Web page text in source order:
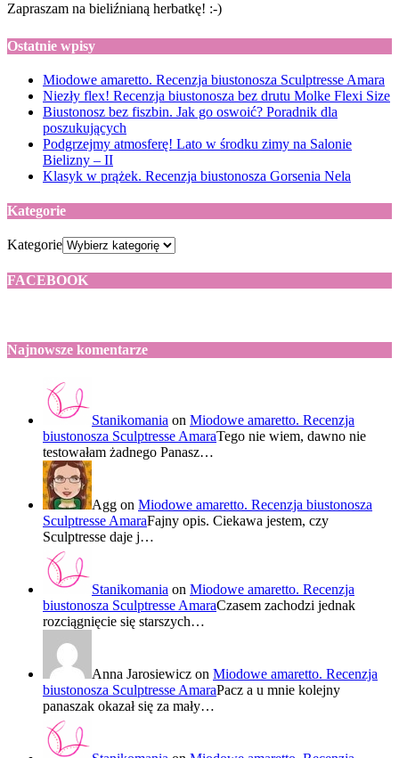
Zapraszam na bieliźnianą herbatkę! :-)
Ostatnie wpisy
Miodowe amaretto. Recenzja biustonosza Sculptresse Amara
Niezły flex! Recenzja biustonosza bez drutu Molke Flexi Size
Biustonosz bez fiszbin. Jak go oswoić? Poradnik dla
poszukujących
Podgrzejmy atmosferę! Lato w środku zimy na Salonie
Bielizny – II
Klasyk w prążek. Recenzja biustonosza Gorsenia Nela
Kategorie
Kategorie
FACEBOOK
Najnowsze komentarze
Stanikomania on Miodowe amaretto. Recenzja
biustonosza Sculptresse AmaraTego nie wiem, dawno nie
testowałam żadnego Panasz…
Agg on Miodowe amaretto. Recenzja biustonosza
Sculptresse AmaraFajny opis. Ciekawa jestem, czy
Sculptresse daje j…
Stanikomania on Miodowe amaretto. Recenzja
biustonosza Sculptresse AmaraCzasem zachodzi jednak
rozciągnięcie się starszych…
Anna Jarosiewicz on Miodowe amaretto. Recenzja
biustonosza Sculptresse AmaraPacz a u mnie kolejny
panaszak okazał się za mały…